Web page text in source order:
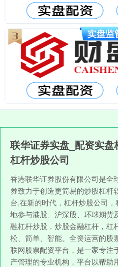
联华证券实盘_配资实盘
杠杆炒股公司
香港联华证券股份有限公司是全
券致力于创造更简易的炒股杠杆
台,在新的时代，杠杆炒股公司
地参与港股、沪深股、环球期货
融杠杆炒股，炒股金融杠杆，杠
松、简单、智能。全资运营的股
联网股票配资平台，是一家专注
产管理的专业机构，平台以帮助